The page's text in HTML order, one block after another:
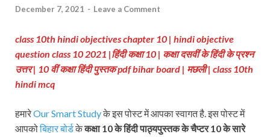
December 7, 2021 - Leave a Comment
class 10th hindi objectives chapter 10 | hindi objective
question class 10 2021 |हिंदी कक्षा 10 | कक्षा दसवीं के हिंदी के प्रश्न
उत्तर | 10 वीं कक्षा हिंदी पुस्तक pdf bihar board | मछली | class 10th
hindi mcq
हमारेOur Smart Studyके इस पोस्ट में आपका स्वागत है. इस पोस्ट में
आपकोबिहार बोर्डकेकक्षा 10 के हिंदी पाठ्यपुस्तक के चैप्टर 10 के सारे